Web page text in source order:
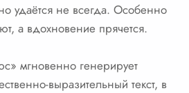
удаётся не всегда. Особенно
а вдохновение прячется.
мгновенно генерирует
выразительный текст, в